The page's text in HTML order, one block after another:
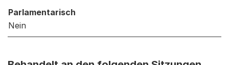
Parlamentarisch
Nein